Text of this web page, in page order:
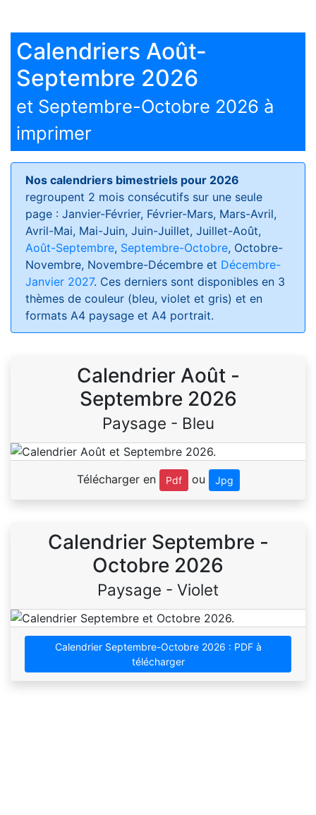
Calendriers Août-
Septembre 2026
et Septembre-Octobre 2026 à
imprimer
Nos calendriers bimestriels pour 2026
regroupent 2 mois consécutifs sur une seule
page : Janvier-Février, Février-Mars, Mars-Avril,
Avril-Mai, Mai-Juin, Juin-Juillet, Juillet-Août,
Août-Septembre, Septembre-Octobre, Octobre-
Novembre, Novembre-Décembre et Décembre-
Janvier 2027. Ces derniers sont disponibles en 3
thèmes de couleur (bleu, violet et gris) et en
formats A4 paysage et A4 portrait.
Calendrier Août -
Septembre 2026
Paysage - Bleu
Télécharger en Pdf ou Jpg
Calendrier Septembre -
Octobre 2026
Paysage - Violet
Calendrier Septembre-Octobre 2026 : PDF à
télécharger